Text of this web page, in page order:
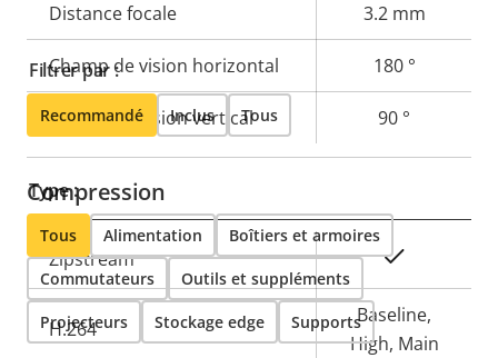
Description
de la
propriété
la
propriété
Distance focale 3.2 mm
Champ de vision horizontal 180 °
Champ de vision vertical 90 °
Compression
Description
de la
propriété
Valeur de
la
propriété
Zipstream
H.264
Baseline,
High, Main
Filtrer par :
Recommandé Inclus Tous
Type :
Tous Alimentation Boîtiers et armoires
Commutateurs Outils et suppléments
Projecteurs Stockage edge Supports